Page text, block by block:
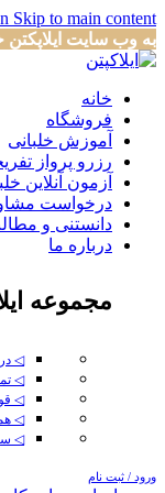
Skip to main content
به وب سایت
خانه
فروشگاه
آموزش خلبانی
رزرو پرواز
آزمون آنلاین
درخواست
دانستنی و
درباره ما
مجموعه
◁
◁
◁
◁
◁
ورود / ثبت نام